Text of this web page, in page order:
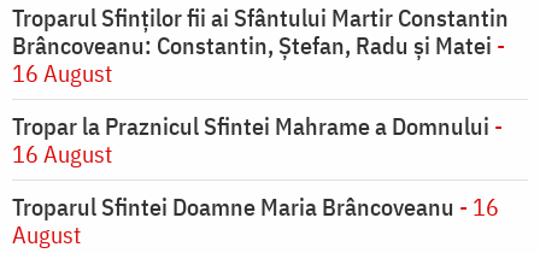
Troparul Sfinților fii ai Sfântului Martir Constantin
Brâncoveanu: Constantin, Ștefan, Radu și Matei -
16 August
Tropar la Praznicul Sfintei Mahrame a Domnului -
16 August
Troparul Sfintei Doamne Maria Brâncoveanu - 16
August